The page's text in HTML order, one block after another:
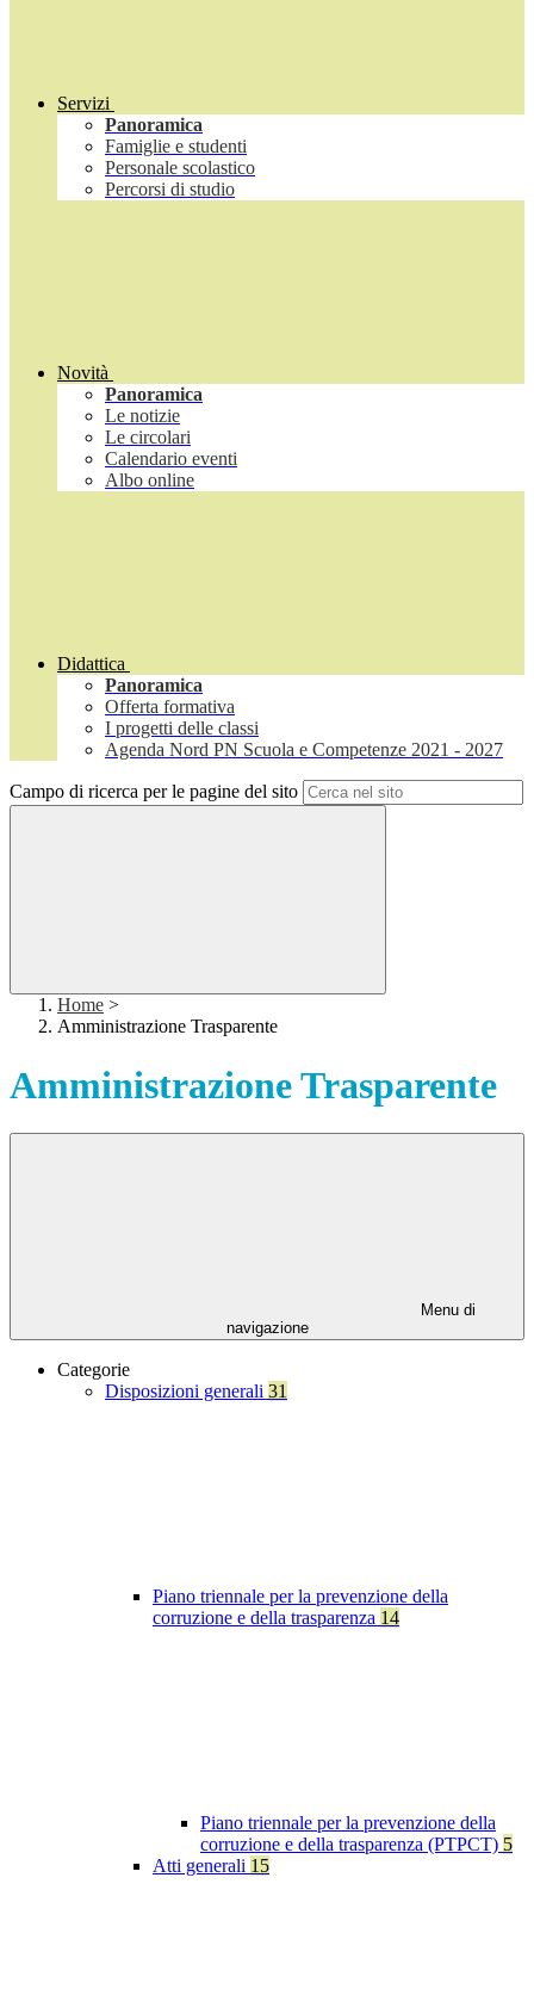
Servizi
Panoramica
Famiglie e studenti
Personale scolastico
Percorsi di studio
Novità
Panoramica
Le notizie
Le circolari
Calendario eventi
Albo online
Didattica
Panoramica
Offerta formativa
I progetti delle classi
Agenda Nord PN Scuola e Competenze 2021 - 2027
Campo di ricerca per le pagine del sito
Home >
Amministrazione Trasparente
Amministrazione Trasparente
Menu di
navigazione
Categorie
Disposizioni generali 31
Piano triennale per la prevenzione della
corruzione e della trasparenza 14
Piano triennale per la prevenzione della
corruzione e della trasparenza (PTPCT) 5
Atti generali 15